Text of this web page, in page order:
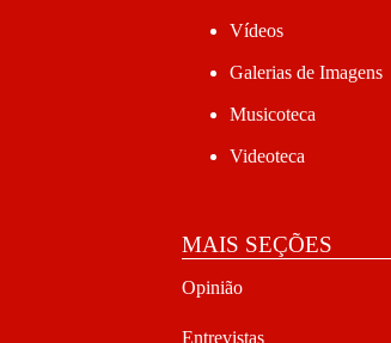
Vídeos
Galerias de Imagens
Musicoteca
Videoteca
MAIS SEÇÕES
Opinião
Entrevistas